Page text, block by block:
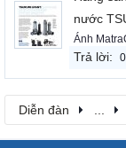
nước
Ánh
Trả lời: 0
Diễn đàn